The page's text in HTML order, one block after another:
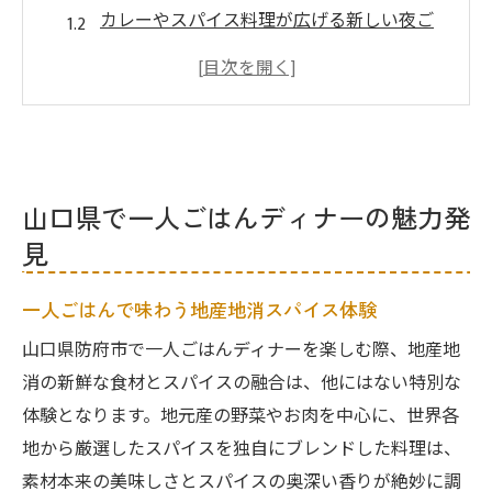
カレーやスパイス料理が広げる新しい夜ご
地域食材とハーブが彩る一人ごはんの楽し
み方
防府市のスパイス料理で夜を満喫する方法
防府市で一人ごはんに最適なスパイス料理
選び
本格カレーやビリヤニが満たす夜のひとと
き
スパイスと地元野菜で健康的な一人ごはん
山口県で一人ごはんディナーの魅力発
見
一人ごはんで味わう地産地消スパイス体験
山口県防府市で一人ごはんディナーを楽しむ際、地産地
消の新鮮な食材とスパイスの融合は、他にはない特別な
体験となります。地元産の野菜やお肉を中心に、世界各
地から厳選したスパイスを独自にブレンドした料理は、
素材本来の美味しさとスパイスの奥深い香りが絶妙に調